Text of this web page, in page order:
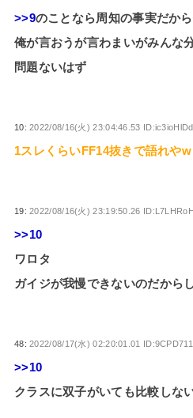
>>9のことなら周知の事実だか
俺が言おうが言わまいがみんな
問題ないはず
10:2022/08/16(火) 23:04:46.53 ID:ic3ioHlDd
1スレくらいFF14抜きで語れやw
19:2022/08/16(火) 23:19:50.26
>>10
ワロタ
ガイジが我慢できないのだから
48:2022/08/17(水) 02:20:01.01
>>10
クラスに双子がいても比較しな